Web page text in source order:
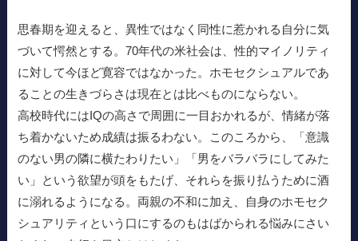
思春期を迎えると、異性ではなく同性に惹かれる自分に気
づいて愕然とする。70年代の米社会は、性的マイノリティ
に対して今ほど寛容ではなかった。ホモセクシュアルであ
ることの生きづらさは現在とは比べものにならない。
高校時代にはIQの高さで周囲に一目おかれるが、情緒が落
ち着かないため成績は振るわない。このころから、「意識
のない男の隣に横たわりたい」「男をバラバラにしてみた
い」という欲望が頭をもたげ、それらを振り払うために酒
に溺れるようになる。両親の不和に加え、自身のホモセク
シュアリティという口にするのもはばかられる悩みにさい